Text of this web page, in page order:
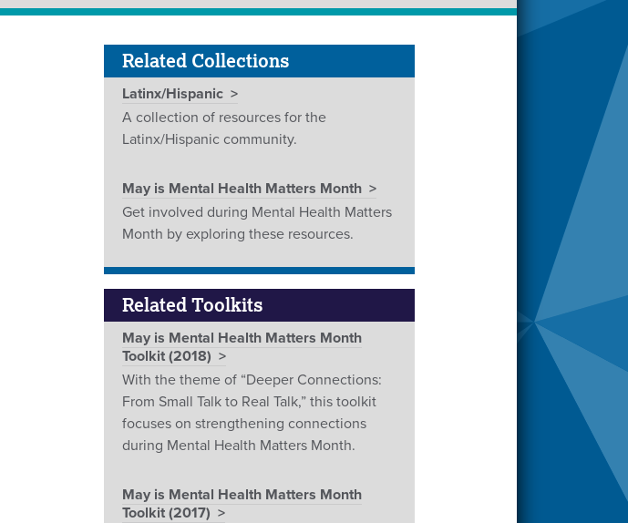
Related Collections
Latinx/Hispanic
A collection of resources for the
Latinx/Hispanic community.
May is Mental Health Matters Month
Get involved during Mental Health Matters
Month by exploring these resources.
Related Toolkits
May is Mental Health Matters Month
Toolkit (2018)
With the theme of “Deeper Connections:
From Small Talk to Real Talk,” this toolkit
focuses on strengthening connections
during Mental Health Matters Month.
May is Mental Health Matters Month
Toolkit (2017)